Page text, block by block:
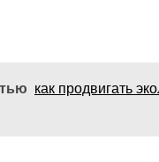
как продвигать